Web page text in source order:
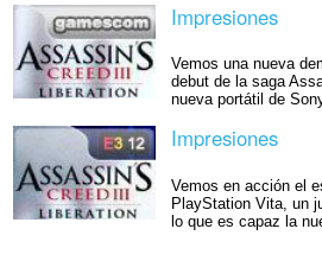
Impresiones
Vemos una nueva
debut de la saga
nueva portátil de
Impresiones
Vemos en acción el
PlayStation Vita, un
lo que es capaz la